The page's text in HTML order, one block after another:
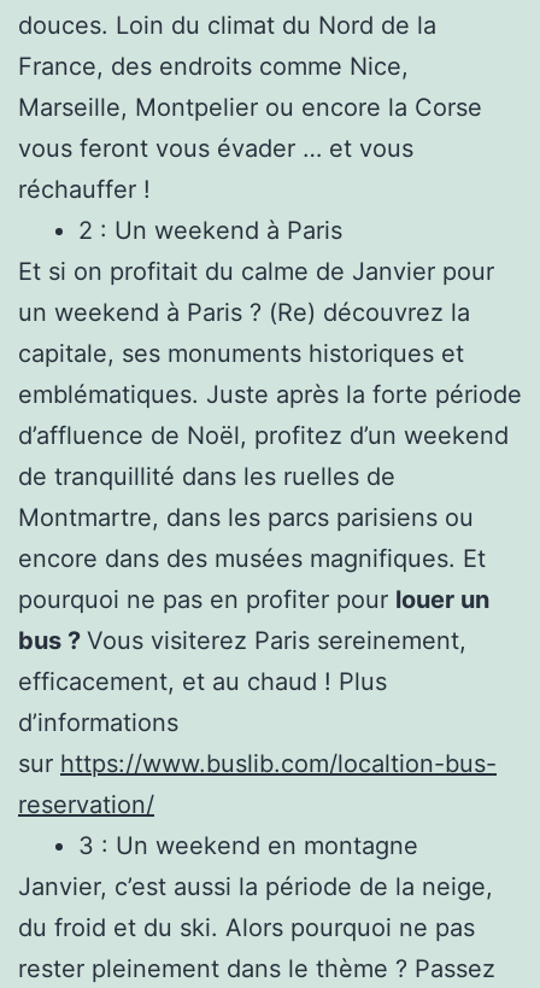
douces. Loin du climat du Nord de la
France, des endroits comme Nice,
Marseille, Montpelier ou encore la Corse
vous feront vous évader … et vous
réchauffer !
2 : Un weekend à Paris
Et si on profitait du calme de Janvier pour
un weekend à Paris ? (Re) découvrez la
capitale, ses monuments historiques et
emblématiques. Juste après la forte période
d’affluence de Noël, profitez d’un weekend
de tranquillité dans les ruelles de
Montmartre, dans les parcs parisiens ou
encore dans des musées magnifiques. Et
pourquoi ne pas en profiter pour louer un
bus ? Vous visiterez Paris sereinement,
efficacement, et au chaud ! Plus
d’informations
sur https://www.buslib.com/localtion-bus-
reservation/
3 : Un weekend en montagne
Janvier, c’est aussi la période de la neige,
du froid et du ski. Alors pourquoi ne pas
rester pleinement dans le thème ? Passez